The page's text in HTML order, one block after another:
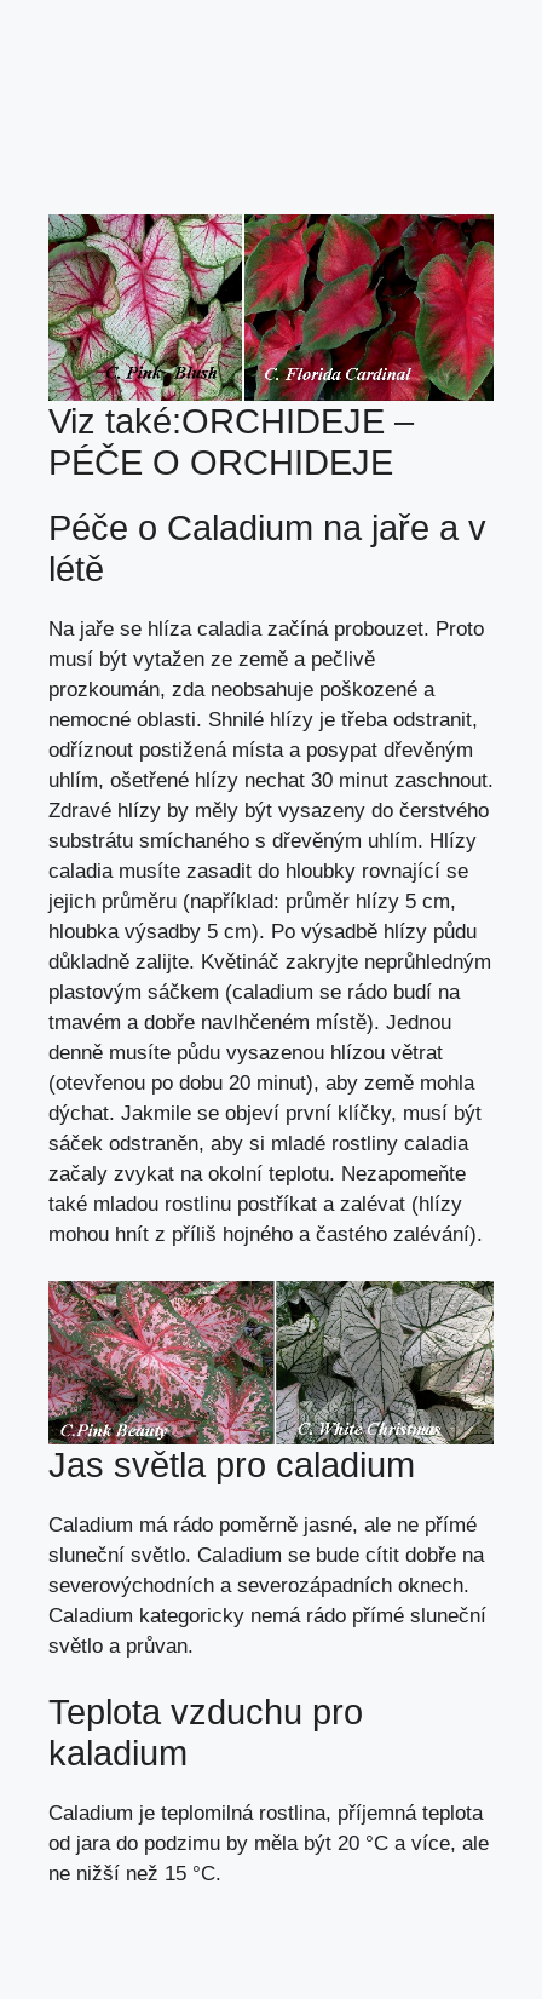
Viz také:ORCHIDEJE –
PÉČE O ORCHIDEJE
Péče o Caladium na jaře a v
létě
Na jaře se hlíza caladia začíná probouzet. Proto
musí být vytažen ze země a pečlivě
prozkoumán, zda neobsahuje poškozené a
nemocné oblasti. Shnilé hlízy je třeba odstranit,
odříznout postižená místa a posypat dřevěným
uhlím, ošetřené hlízy nechat 30 minut zaschnout.
Zdravé hlízy by měly být vysazeny do čerstvého
substrátu smíchaného s dřevěným uhlím. Hlízy
caladia musíte zasadit do hloubky rovnající se
jejich průměru (například: průměr hlízy 5 cm,
hloubka výsadby 5 cm). Po výsadbě hlízy půdu
důkladně zalijte. Květináč zakryjte neprůhledným
plastovým sáčkem (caladium se rádo budí na
tmavém a dobře navlhčeném místě). Jednou
denně musíte půdu vysazenou hlízou větrat
(otevřenou po dobu 20 minut), aby země mohla
dýchat. Jakmile se objeví první klíčky, musí být
sáček odstraněn, aby si mladé rostliny caladia
začaly zvykat na okolní teplotu. Nezapomeňte
také mladou rostlinu postříkat a zalévat (hlízy
mohou hnít z příliš hojného a častého zalévání).
Jas světla pro caladium
Caladium má rádo poměrně jasné, ale ne přímé
sluneční světlo. Caladium se bude cítit dobře na
severovýchodních a severozápadních oknech.
Caladium kategoricky nemá rádo přímé sluneční
světlo a průvan.
Teplota vzduchu pro
kaladium
Caladium je teplomilná rostlina, příjemná teplota
od jara do podzimu by měla být 20 °C a více, ale
ne nižší než 15 °C.